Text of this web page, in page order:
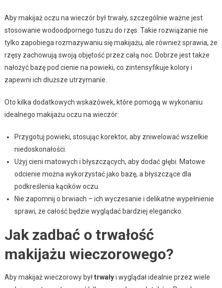
Aby makijaż oczu na wieczór był trwały, szczególnie ważne jest
stosowanie wodoodpornego tuszu do rzęs. Takie rozwiązanie nie
tylko zapobiega rozmazywaniu się makijażu, ale również sprawia, że
rzęsy zachowują swoją objętość przez całą noc. Dobrze jest także
nałożyć bazę pod cienie na powieki, co zintensyfikuje kolory i
zapewni ich dłuższe utrzymanie.
Oto kilka dodatkowych wskazówek, które pomogą w wykonaniu
idealnego makijażu oczu na wieczór:
Przygotuj powieki, stosując korektor, aby zniwelować wszelkie
niedoskonałości.
Użyj cieni matowych i błyszczących, aby dodać głębi. Matowe
odcienie można wykorzystać jako bazę, a błyszczące dla
podkreślenia kącików oczu.
Nie zapomnij o brwiach – ich wyczesanie i delikatne wypełnienie
sprawi, że całość będzie wyglądać bardziej elegancko.
Jak zadbać o trwałość
makijażu wieczorowego?
Aby makijaż wieczorowy byłtrwałyi wyglądał idealnie przez wiele